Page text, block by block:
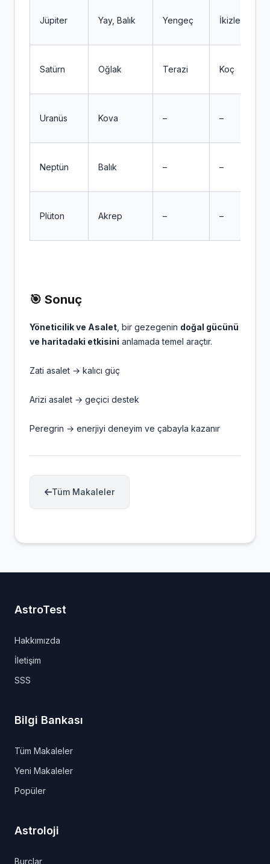
Jüpiter Yay, Balık Yengeç İkizler
Satürn Oğlak Terazi Koç
Uranüs Kova – –
Neptün Balık – –
Plüton Akrep – –
🎯 Sonuç
Yöneticilik ve Asalet , bir gezegenin doğal gücünü
ve haritadaki etkisini anlamada temel araçtır.
Zati asalet → kalıcı güç
Arizi asalet → geçici destek
Peregrin → enerjiyi deneyim ve çabayla kazanır
Tüm Makaleler
AstroTest
Hakkımızda
İletişim
SSS
Bilgi Bankası
Tüm Makaleler
Yeni Makaleler
Popüler
Astroloji
Burçlar